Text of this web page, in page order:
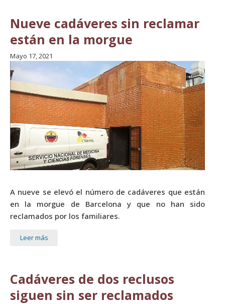
Nueve cadáveres sin reclamar
están en la morgue
Mayo 17, 2021
A nueve se elevó el número de cadáveres que están
en la morgue de Barcelona y que no han sido
reclamados por los familiares.
Leer más
Cadáveres de dos reclusos
siguen sin ser reclamados